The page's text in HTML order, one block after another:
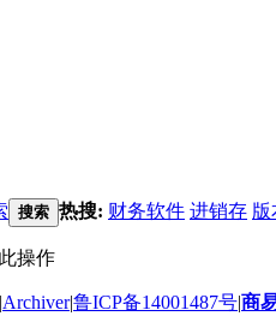
搜索 热搜: 财务软件 进销存 版
操作
|Archiver|鲁ICP备14001487号|商